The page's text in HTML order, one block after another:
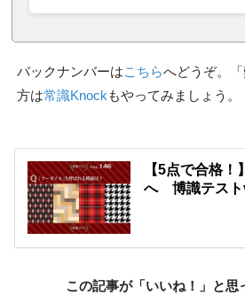
バックナンバーはこちらへどうぞ。
方は常識Knock もやってみましょう。
【5点で合格
へ 博識テスト
この記事が「いいね！」と思